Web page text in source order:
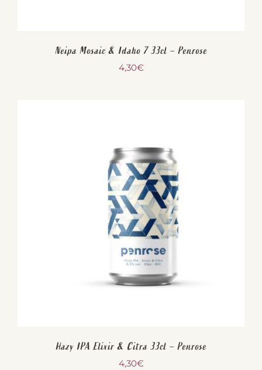
Neipa Mosaic & Idaho 7 33cl – Penrose
4,30€
Hazy IPA Elixir & Citra 33cl – Penrose
4,30€